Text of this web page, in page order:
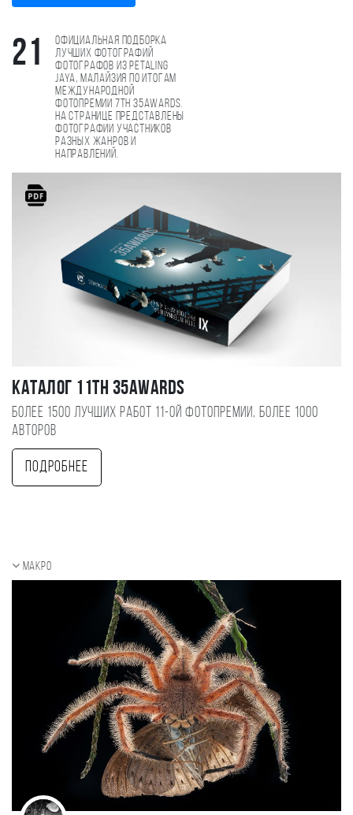
21
Официальная подборка
лучших фотографий
фотографов из Petaling
Jaya, Малайзия по итогам
международной
фотопремии 7th 35AWARDS.
На странице представлены
фотографии участников
разных жанров и
направлений.
Каталог 11TH 35AWARDS
Более 1500 лучших работ 11-ой фотопремии, более 1000
авторов
Подробнее
Макро